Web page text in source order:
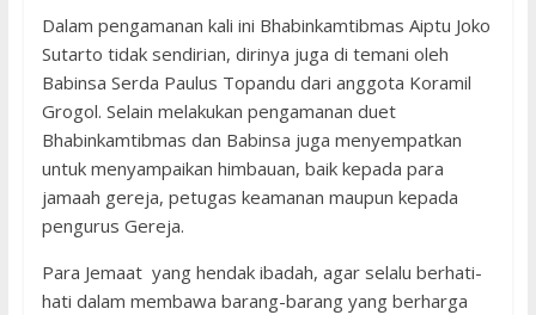
Dalam pengamanan kali ini Bhabinkamtibmas Aiptu Joko
Sutarto tidak sendirian, dirinya juga di temani oleh
Babinsa Serda Paulus Topandu dari anggota Koramil
Grogol. Selain melakukan pengamanan duet
Bhabinkamtibmas dan Babinsa juga menyempatkan
untuk menyampaikan himbauan, baik kepada para
jamaah gereja, petugas keamanan maupun kepada
pengurus Gereja.
Para Jemaat yang hendak ibadah, agar selalu berhati-
hati dalam membawa barang-barang yang berharga